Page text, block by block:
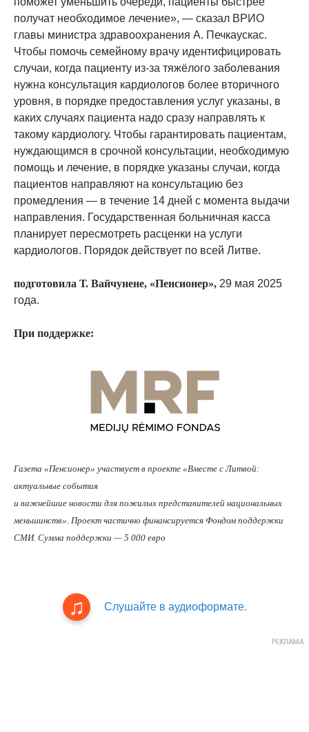
получат необходимое лечение», — сказал ВРИО
главы министра здравоохранения А. Печкаускас.
Чтобы помочь семейному врачу идентифицировать
случаи, когда пациенту из-за тяжёлого заболевания
нужна консультация кардиологов более вторичного
уровня, в порядке предоставления услуг указаны, в
каких случаях пациента надо сразу направлять к
такому кардиологу. Чтобы гарантировать пациентам,
нуждающимся в срочной консультации, необходимую
помощь и лечение, в порядке указаны случаи, когда
пациентов направляют на консультацию без
промедления — в течение 14 дней с момента выдачи
направления. Государственная больничная касса
планирует пересмотреть расценки на услуги
кардиологов. Порядок действует по всей Литве.
подготовила Т. Вайчунене, «Пенсионер», 29 мая 2025
года.
При поддержке:
Газета «Пенсионер» участвует в проекте «Вместе с Литвой:
актуальные события
и важнейшие новости для пожилых представителей национальных
меньшинств». Проект частично финансируется Фондом поддержки
СМИ. Сумма поддержки — 5 000 евро
Слушайте в аудиоформате.